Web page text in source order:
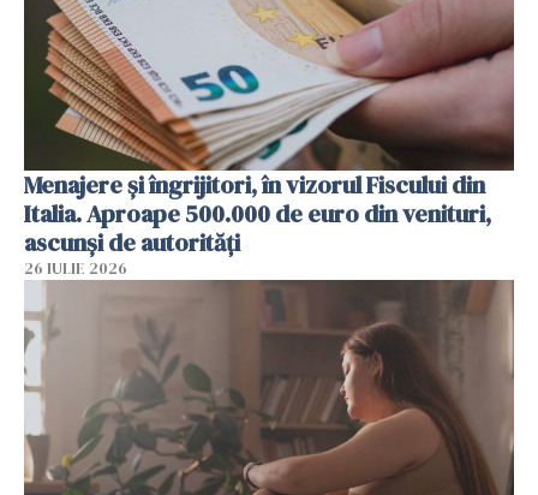
Menajere și îngrijitori, în vizorul Fiscului din
Italia. Aproape 500.000 de euro din venituri,
ascunși de autorități
26 IULIE 2026